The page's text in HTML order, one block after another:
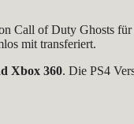
Call of Duty Ghosts
mit transferiert.
Xbox 360. Die PS4